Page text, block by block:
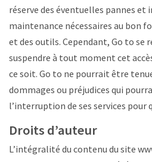
réserve des éventuelles pannes et
maintenance nécessaires au bon
et des outils. Cependant, Go to se
suspendre à tout moment cet
ce soit. Go to ne pourrait être
dommages ou préjudices qui
l’interruption de ses services pour
Droits d’auteur
L’intégralité du contenu du site